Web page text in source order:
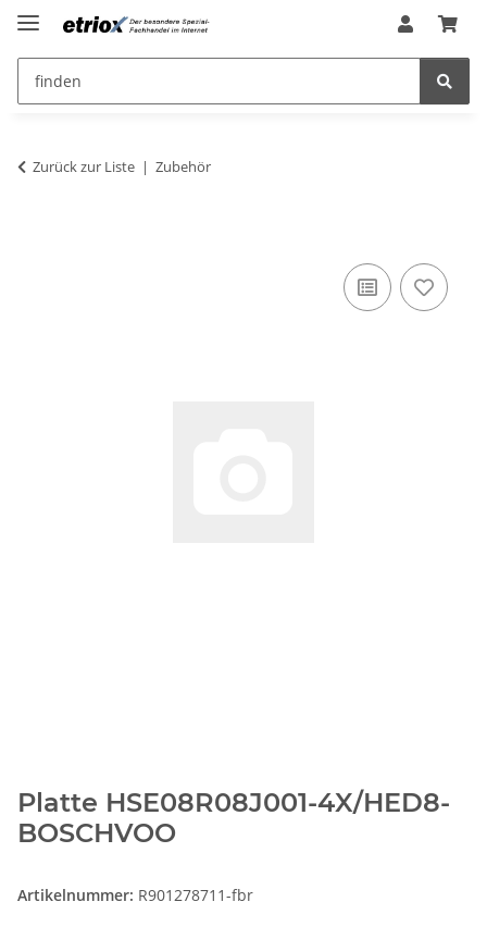
Zurück zur Liste Zubehör
Platte HSE08R08J001-4X/HED8-
BOSCHVOO
Artikelnummer: R901278711-fbr